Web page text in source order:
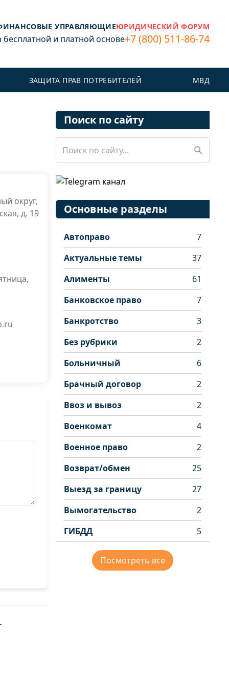
УПРАВЛЯЮЩИЕЮРИДИЧЕСКИЙ ФОРУМ
и платной основе+7 (800) 511-86-74
ЗАЩИТА ПРАВ ПОТРЕБИТЕЛЕЙ МВД
округ,
д. 19
Поиск по сайту
Основные разделы
Автоправо
7
Актуальные темы
37
Алименты
61
Банковское право
7
Банкротство
3
Без рубрики
2
Больничный
6
Брачный договор
2
Ввоз и вывоз
2
Военкомат
4
Военное право
2
Возврат/обмен
25
Выезд за границу
27
Вымогательство
2
ГИБДД
5
Посмотреть все